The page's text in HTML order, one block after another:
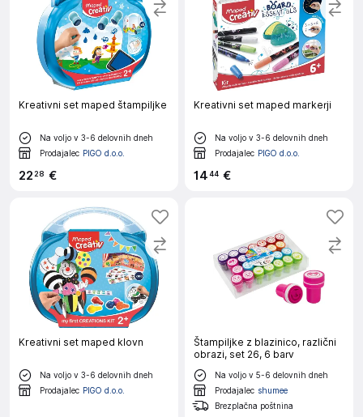
Kreativni set maped štampiljke
Na voljo v 3-6 delovnih dneh
Prodajalec PIGO d.o.o.
22 28 €
Kreativni set maped markerji
Na voljo v 3-6 delovnih dneh
Prodajalec PIGO d.o.o.
1444 €
Kreativni set maped klovn
Na voljo v 3-6 delovnih dneh
Prodajalec PIGO d.o.o.
Štampiljke z blazinico, različni
obrazi, set 26, 6 barv
Na voljo v 5-6 delovnih dneh
Prodajalec shumee
Brezplačna poštnina